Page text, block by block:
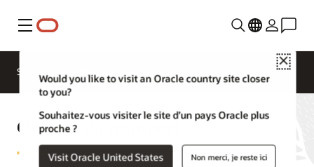
Menu
Close
Would you like to visit an Oracle country site closer
to you?
Souhaitez-vous visiter le site d’un pays Oracle plus
proche ?
Visit Oracle United States Non merci, je reste ici
SCM pour les différents secteurs d'activité
Gestion du transport